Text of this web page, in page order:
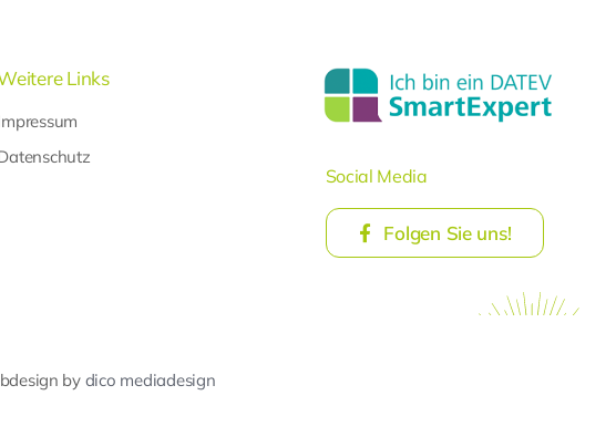
Links
Social Media
Folgen Sie uns!
by dico mediadesign